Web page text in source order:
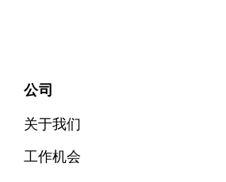
公司
关于我们
工作机会